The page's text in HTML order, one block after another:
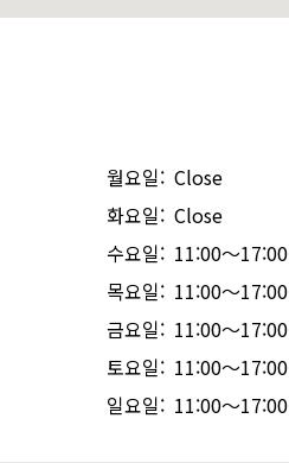
월요일: Close
화요일: Close
수요일: 11:00～17:00
목요일: 11:00～17:00
금요일: 11:00～17:00
토요일: 11:00～17:00
일요일: 11:00～17:00